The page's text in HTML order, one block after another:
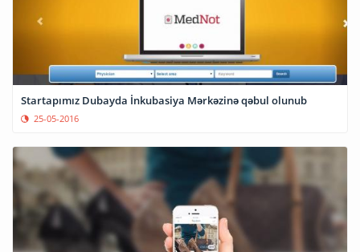
Startapımız Dubayda İnkubasiya Mərkəzinə qəbul olunub
25-05-2016